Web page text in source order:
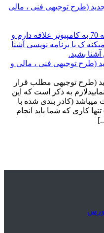
سلام سعیدم متولد دهه 70 به کامپیوتر علاقه دارم و
ک با برنامه نویسی آشنا
بشید.
(طرح توجیهی فنی ، مالی و
(طرح توجیهی مطلب قرار
نماییدلازم به ذکر است که این
میباشد (کادر بندی شده با
تنها کاری که شما باید انجام